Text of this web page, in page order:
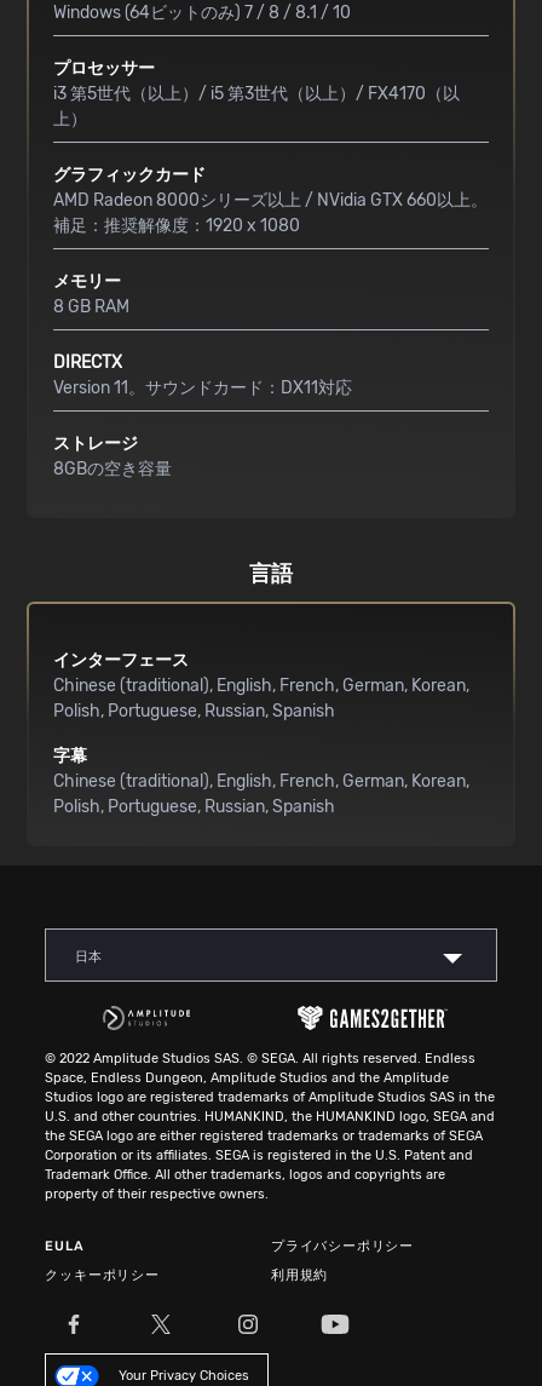
Windows (64ビットのみ) 7 / 8 / 8.1 / 10
プロセッサー
i3 第5世代（以上）/ i5 第3世代（以上）/ FX4170（以
上）
グラフィックカード
AMD Radeon 8000シリーズ以上 / NVidia GTX 660以上。
補足：推奨解像度：1920 x 1080
メモリー
8 GB RAM
DIRECTX
Version 11。サウンドカード：DX11対応
ストレージ
8GBの空き容量
言語
インターフェース
Chinese (traditional) English French German Korean
Polish Portuguese Russian Spanish
字幕
Chinese (traditional) English French German Korean
Polish Portuguese Russian Spanish
日本
© 2022 Amplitude Studios SAS. © SEGA. All rights reserved. Endless
Space, Endless Dungeon, Amplitude Studios and the Amplitude
Studios logo are registered trademarks of Amplitude Studios SAS in the
U.S. and other countries. HUMANKIND, the HUMANKIND logo, SEGA and
the SEGA logo are either registered trademarks or trademarks of SEGA
Corporation or its affiliates. SEGA is registered in the U.S. Patent and
Trademark Office. All other trademarks, logos and copyrights are
property of their respective owners.
EULA
プライバシーポリシー
クッキーポリシー
利用規約
Your Privacy Choices